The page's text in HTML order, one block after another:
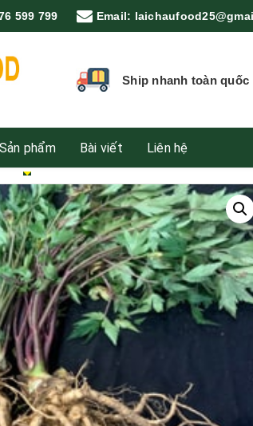
599 799 Email:
Ship nhanh toàn quốc
Sản phẩm Bài viết Liên hệ